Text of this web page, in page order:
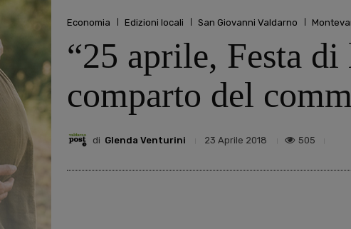
Economia Edizioni locali San Giovanni Valdarno
“25 aprile, Festa
comparto del
di Glenda Venturini 23 Aprile 2018 505